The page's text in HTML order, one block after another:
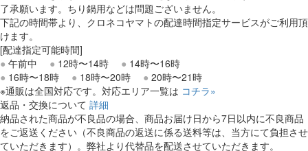
了承願います。ちり鍋用などは問題ございません。
下記の時間帯より、クロネコヤマトの配達時間指定サービスがご利用頂
けます。
[配達指定可能時間]
● 午前中 ● 12時〜14時 ● 14時〜16時
● 16時〜18時 ● 18時〜20時 ● 20時〜21時
※通販は全国対応です。対応エリア一覧は コチラ»
返品・交換について 詳細
納品された商品が不良品の場合、商品お届け日から7日以内に不良商品
をご返送ください（不良商品の返送に係る送料等は、当方にて負担させ
ていただきます）。弊社より代替品を配送させていただきます。